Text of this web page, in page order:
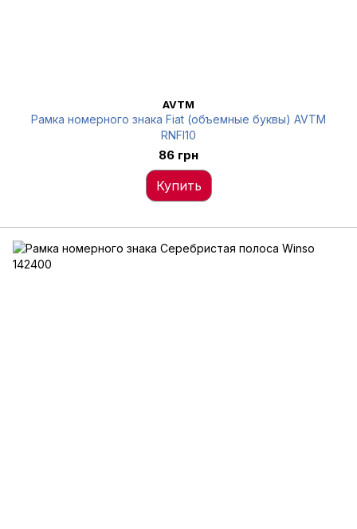
AVTM
Рамка номерного знака Fiat (объемные буквы) AVTM
RNFI10
86 грн
Купить